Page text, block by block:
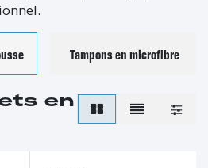
Tampons en microfibre
en